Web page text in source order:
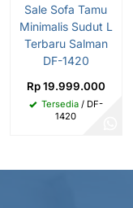
Sale Sofa Tamu
Minimalis Sudut L
Terbaru Salman
DF-1420
Rp 19.999.000
Tersedia/ DF-
1420